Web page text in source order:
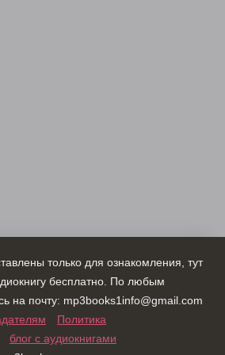
только для ознакомления, тут
бесплатно. По любым
на почту: mp3books1info@gmail.com
Политика
блог с аудиокнигами